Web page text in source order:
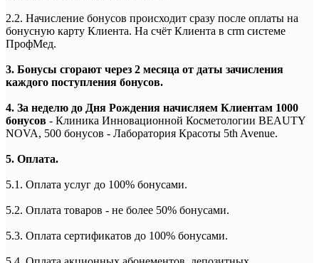
2.2. Начисление бонусов происходит сразу после оплаты на
бонусную карту Клиента. На счёт Клиента в crm системе
ПрофМед.
3. Бонусы сгорают через 2 месяца от даты зачисления
каждого поступления бонусов.
4. За неделю до Дня Рождения начисляем Клиентам 1000
бонусов - Клиника Инновационной Косметологии BEAUTY
NOVA, 500 бонусов - Лаборатория Красоты 5th Avenue.
5. Оплата.
5.1. Оплата услуг до 100% бонусами.
5.2. Оплата товаров - не более 50% бонусами.
5.3. Оплата сертификатов до 100% бонусами.